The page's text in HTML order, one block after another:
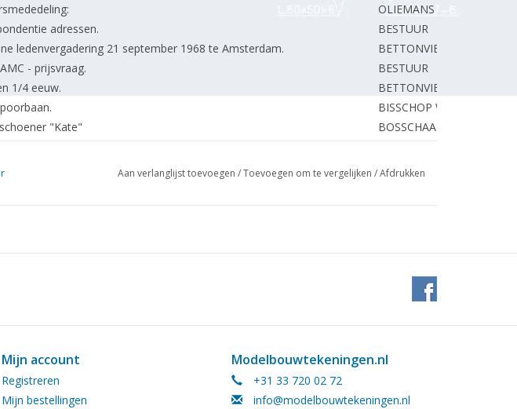
OLIEMANS C.
adressen.
BESTUUR
ledenvergadering 21 september 1968 te Amsterdam.
BETTONVIEL H.
- prijsvraag.
BESTUUR
1/4 eeuw.
BETTONVIEL H.
BISSCHOP W.
"Kate"
BOSSCHAART P.
DL 9
SCHRAVENDEEL P.
en werken
ONBEKEND
voor de spoorwegmodelbouw. Gesloten goederenwagen van de
van de Technische Commissie Morop Congres. Brussel 1968.
SAAN G.
Opsporing verzocht. Teakhouten restauratie rijtuig..
zoeken nieuwe vrienden. DB - PRESSEDIENST
Aan verlanglijst toevoegen /Toevoegen om te vergelijken /Afdrukken
Mijn account
Registreren
Mijn bestellingen
Modelbouwtekeningen.nl
+31 33 720 02 72
info@modelbouwtekeningen.nl